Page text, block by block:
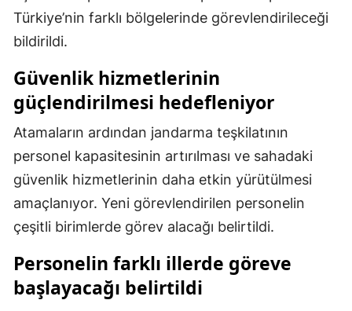
İstanbul
Kars
Kastamonu
Kayseri
Kırşehir
Kocaeli
Konya
Kütahya
Türkiye’nin farklı bölgelerinde görevlendirileceği
bildirildi.
Güvenlik hizmetlerinin
güçlendirilmesi hedefleniyor
Atamaların ardından jandarma teşkilatının
personel kapasitesinin artırılması ve sahadaki
güvenlik hizmetlerinin daha etkin yürütülmesi
amaçlanıyor. Yeni görevlendirilen personelin
çeşitli birimlerde görev alacağı belirtildi.
Personelin farklı illerde göreve
başlayacağı belirtildi